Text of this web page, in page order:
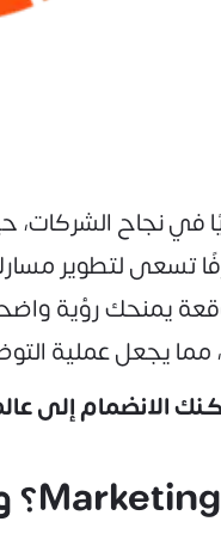
في نجاح الشركات،
تسعى لتطوير مسارك
يمنحك رؤية
يجعل عملية
الانضمام إلى